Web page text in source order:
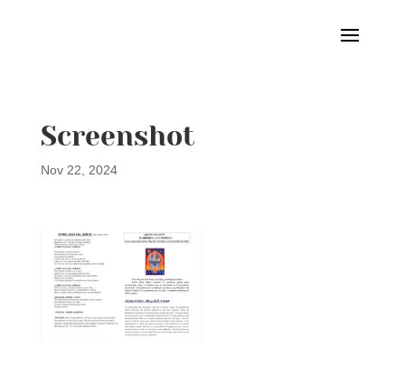
Screenshot
Nov 22, 2024